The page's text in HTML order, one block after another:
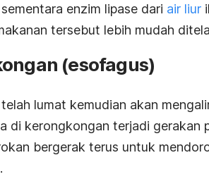
enzim lipase dari air liur
tersebut lebih mudah
(esofagus)
lumat kemudian akan
di kerongkongan terjadi
bergerak terus untuk